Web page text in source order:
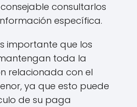
consultarlos
específica.
importante que los
toda la
relacionada con el
ya que esto puede
de su paga